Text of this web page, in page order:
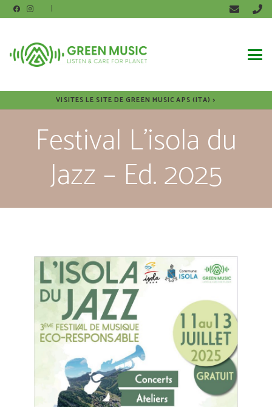
|
VISITES LE SITE DE GREEN MUSIC APS (ITA) >
Festival L’isola du
Jazz – Ed. 2025